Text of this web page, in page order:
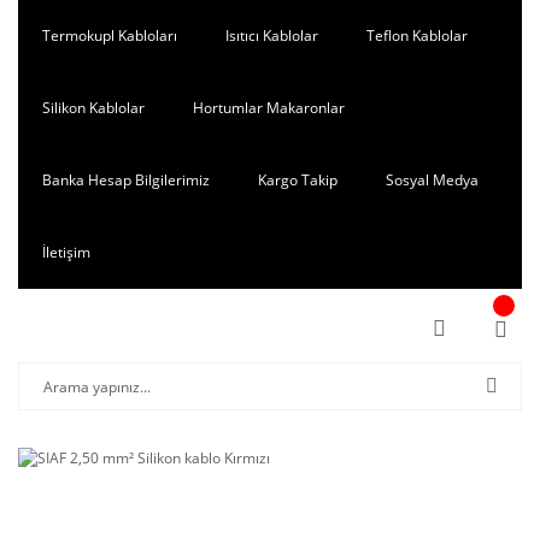
Termokupl Kabloları Isıtıcı Kablolar Teflon Kablolar
Silikon Kablolar Hortumlar Makaronlar
Banka Hesap Bilgilerimiz Kargo Takip Sosyal Medya
İletişim